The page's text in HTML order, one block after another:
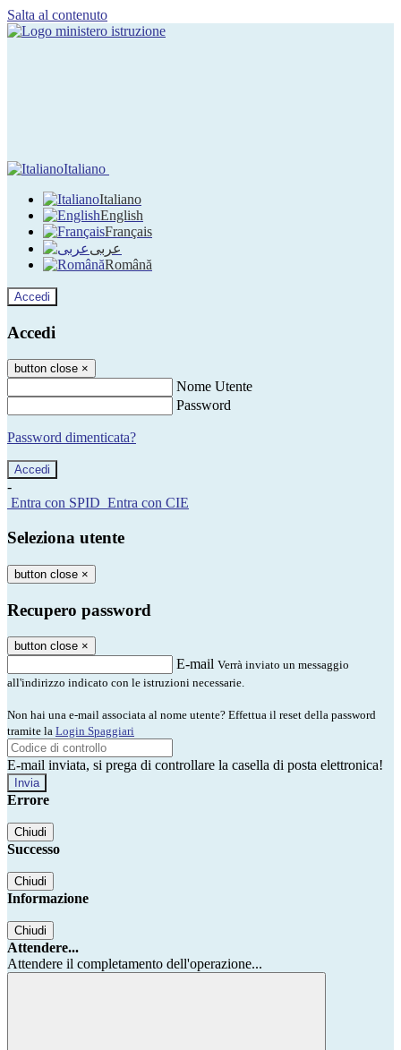
Salta al contenuto
Italiano
Italiano
English
Français
عربى
Română
Accedi
Accedi
button close ×
Nome Utente
Password
Password dimenticata?
-
Entra con SPID Entra con CIE
Seleziona utente
button close ×
Recupero password
button close ×
E-mail Verrà inviato un messaggio
all'indirizzo indicato con le istruzioni necessarie.
Non hai una e-mail associata al nome utente? Effettua il reset della password
tramite la Login Spaggiari
E-mail inviata, si prega di controllare la casella di posta elettronica!
Errore
Chiudi
Successo
Chiudi
Informazione
Chiudi
Attendere...
Attendere il completamento dell'operazione...